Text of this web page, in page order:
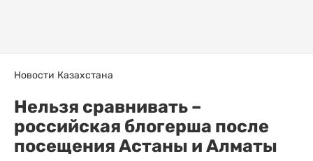
Новости Казахстана
Нельзя сравнивать –
российская блогерша после
посещения Астаны и Алматы